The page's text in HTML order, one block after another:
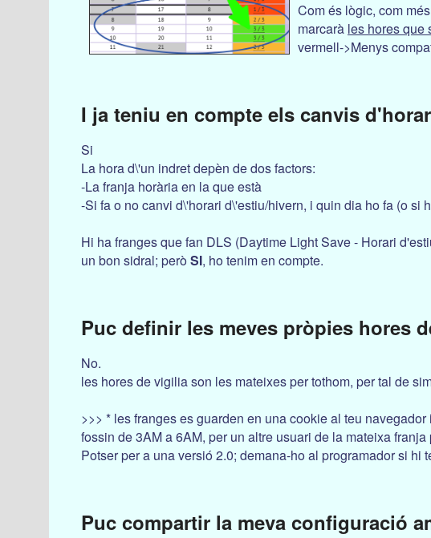
Com és lògic, com
marcarà les hores que
vermell->Menys
I ja teniu en compte els canvis
Si
La hora d\'un indret depèn de dos factors:
-La franja horària en la que està
-Si fa o no canvi d\'horari d\'estiu/hivern, i quin dia ho fa (o si
Hi ha franges que fan DLS (Daytime Light Save - Horari
un bon sidral; peròSI, ho tenim en compte.
Puc definir les meves pròpies hores
No.
les hores de vigilia son les mateixes per tothom, per tal de
>>> * les franges es guarden en una cookie al teu
fossin de 3AM a 6AM, per un altre usuari de la mateixa
Potser per a una versió 2.0; demana-ho al programador si hi
Puc compartir la meva configuració